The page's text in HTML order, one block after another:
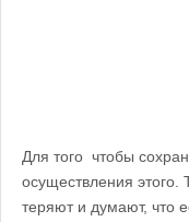
Для того чтобы
осуществления этого.
теряют и думают, что